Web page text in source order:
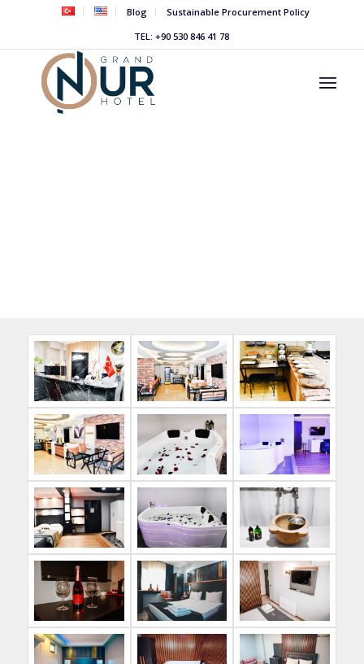
Blog
Sustainable Procurement Policy
TEL: +90 530 846 41 78